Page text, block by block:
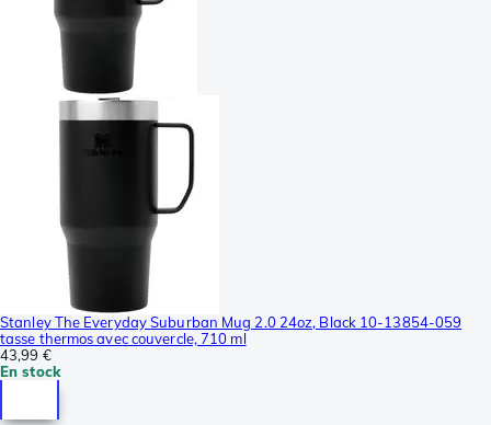
Stanley The Everyday Suburban Mug 2.0 24oz, Black 10-13854-059
tasse thermos avec couvercle, 710 ml
43,99 €
En stock